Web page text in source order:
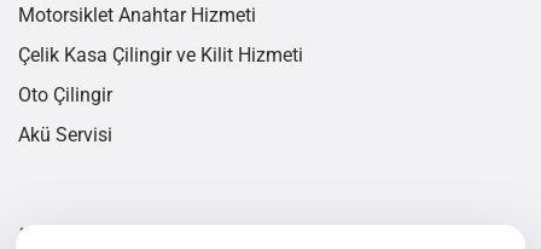
Motorsiklet Anahtar Hizmeti
Çelik Kasa Çilingir ve Kilit Hizmeti
Oto Çilingir
Akü Servisi